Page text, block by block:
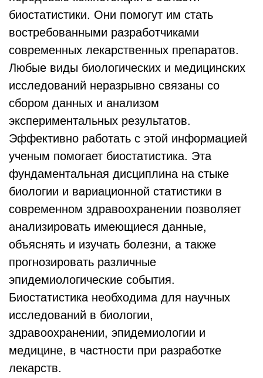
биостатистики. Они помогут им стать
востребованными разработчиками
современных лекарственных препаратов.
Любые виды биологических и медицинских
исследований неразрывно связаны со
сбором данных и анализом
экспериментальных результатов.
Эффективно работать с этой информацией
ученым помогает биостатистика. Эта
фундаментальная дисциплина на стыке
биологии и вариационной статистики в
современном здравоохранении позволяет
анализировать имеющиеся данные,
объяснять и изучать болезни, а также
прогнозировать различные
эпидемиологические события.
Биостатистика необходима для научных
исследований в биологии,
здравоохранении, эпидемиологии и
медицине, в частности при разработке
лекарств.